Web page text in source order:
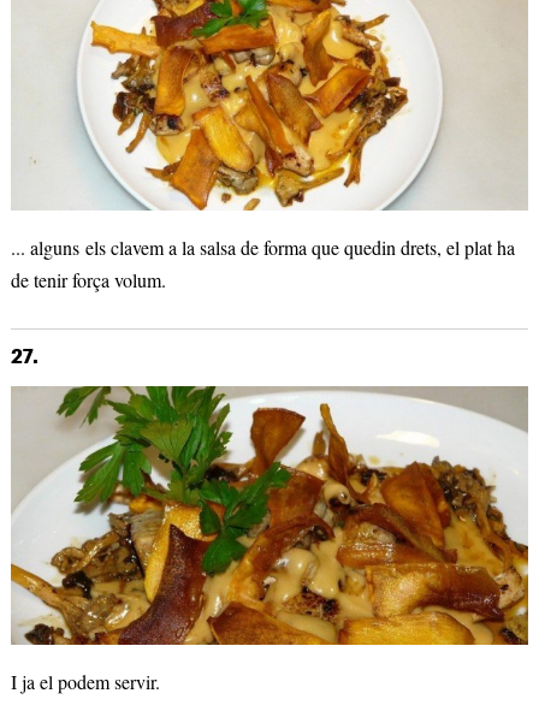
... alguns els clavem a la salsa de forma que quedin drets, el plat ha
de tenir força volum.
27.
I ja el podem servir.